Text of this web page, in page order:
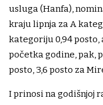
usluga (Hanfa),
kraju lipnja za A
kategoriju 0,94 posto,
početka godine, pak,
posto, 3,6 posto za
I prinosi na godišnjoj